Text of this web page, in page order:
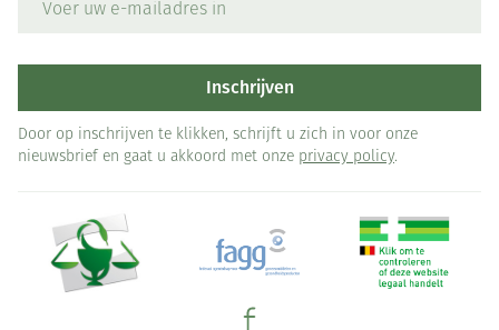
Inschrijven
Door op inschrijven te klikken, schrijft u zich in voor onze
nieuwsbrief en gaat u akkoord met onze privacy policy.